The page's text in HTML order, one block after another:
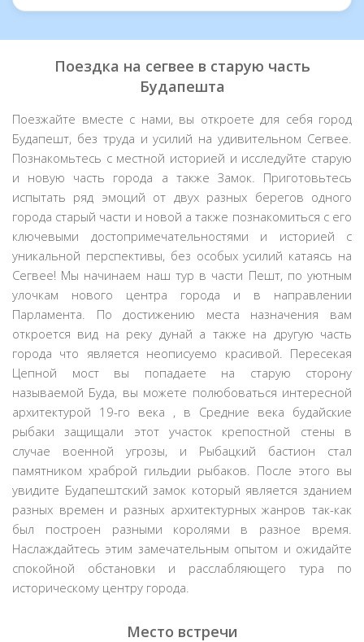
Поездка на сегвее в старую часть
Будапешта
Поезжайте вместе с нами, вы откроете для себя город
Будапешт, без труда и усилий на удивительном Сегвее.
Познакомьтесь с местной историей и исследуйте старую
и новую часть города а также Замок. Приготовьтесь
испытать ряд эмоций от двух разных берегов одного
города старый части и новой а также познакомиться с его
ключевыми достопримечательностями и историей с
уникальной перспективы, без особых усилий катаясь на
Сегвее! Мы начинаем наш тур в части Пешт, по уютным
улочкам нового центра города и в направлении
Парламента. По достижению места назначения вам
откроется вид на реку дунай а также на другую часть
города что является неописуемо красивой. Пересекая
Цепной мост вы попадаете на старую сторону
называемой Буда, вы можете полюбоваться интересной
архитектурой 19-го века , в Средние века будайские
рыбаки защищали этот участок крепостной стены в
случае военной угрозы, и Рыбацкий бастион стал
памятником храброй гильдии рыбаков. После этого вы
увидите Будапештский замок который является зданием
разных времен и разных архитектурных жанров так-как
был построен разными королями в разное время.
Наслаждайтесь этим замечательным опытом и ожидайте
спокойной обстановки и расслабляющего тура по
историческому центру города.
Место встречи